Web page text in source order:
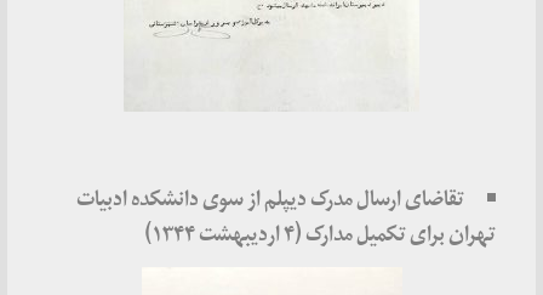
تقاضای ارسال مدرک دیپلم از سوی دانشکده ادبیات
تهران برای تکمیل مدارک (۴ اردیبهشت ۱۳۴۴)